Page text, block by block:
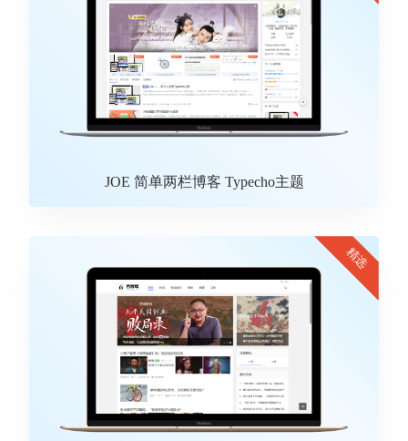
JOE 简单两栏博客 Typecho主题
精选